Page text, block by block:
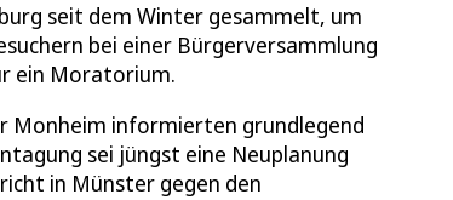
seit dem Winter gesammelt, um
bei einer Bürgerversammlung
ein Moratorium.
Monheim informierten grundlegend
sei jüngst eine Neuplanung
in Münster gegen den